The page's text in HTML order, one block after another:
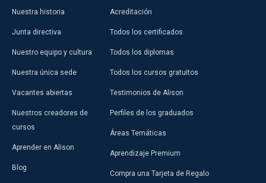
Nuestra historia
Junta directiva
Nuestro equipo y cultura
Nuestra única sede
Vacantes abiertas
Nuestros creadores de
cursos
Aprender en Alison
Blog
Acreditación
Todos los certificados
Todos los diplomas
Todos los cursos gratuitos
Testimonios de Alison
Perfiles de los graduados
Áreas Temáticas
Aprendizaje Premium
Compra una Tarjeta de Regalo